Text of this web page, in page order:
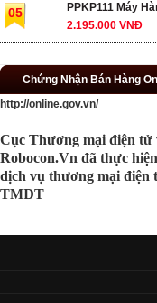
05
PPKP111 Máy
2.195.000 VNĐ
Chứng Nhận Bán Hàng
http://online.gov.vn/
Cục Thương mại điện tử
Robocon.Vn đã thực
dịch vụ thương mại điện
TMĐT